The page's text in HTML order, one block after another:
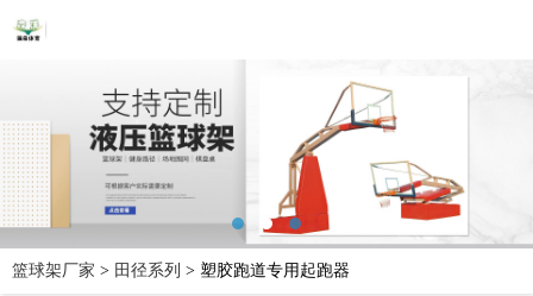
篮球架厂家 > 田径系列 > 塑胶跑道专用起跑器